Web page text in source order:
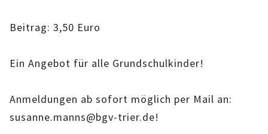
BAG-CLASSIC
IMAG
GANZTAGSSCHULE
Beitrag: 3,50 Euro
Ein Angebot für alle Grundschulkinder!
Anmeldungen ab sofort möglich per Mail an:
susanne.manns@bgv-trier.de!